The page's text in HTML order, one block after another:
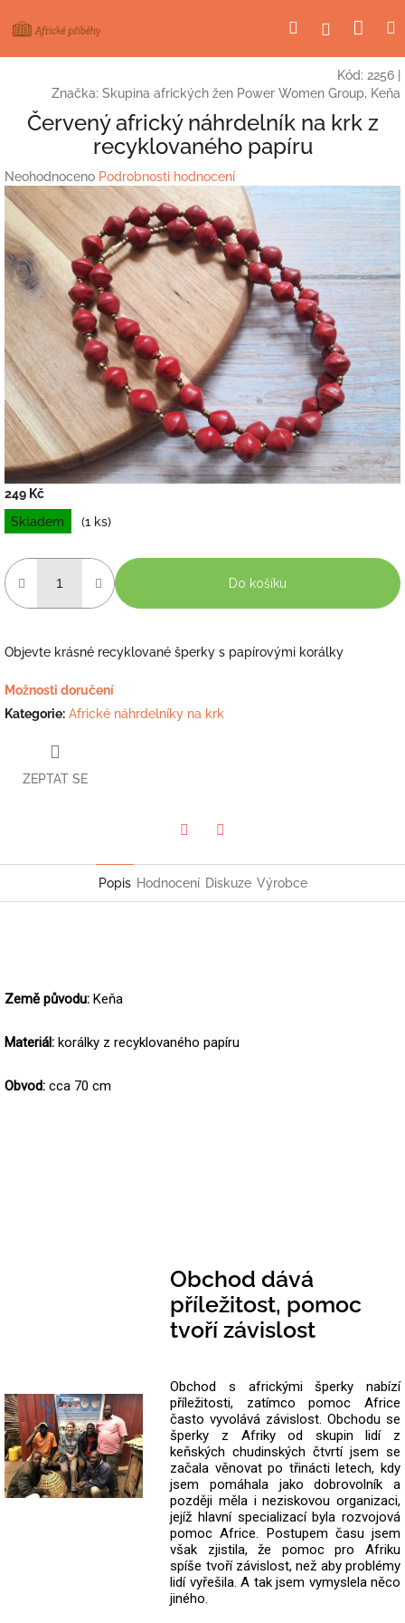
na
HledatPřihlášení
Kód: 2256
Značka: Skupina afrických žen Power Women Group, Keňa
Červený africký náhrdelník na krk z
recyklovaného papíru
Průměrné
hodnocení
produktu
je
0,0
5
hvězdiček.
Neohodnoceno Podrobnosti hodnocení
249 Kč
Měrná
cena:
Skladem (1 ks)
Do košíku
Objevte krásné recyklované šperky s papírovými korálky
Možnosti doručení
Kategorie: Africké náhrdelníky na krk
ZEPTAT SE
Popis Hodnocení Diskuze Výrobce
Země původu: Keňa
Materiál: korálky z recyklovaného papíru
Obvod: cca 70 cm
Obchod dává
příležitost, pomoc
tvoří závislost
Obchod s africkými šperky nabízí
příležitosti, zatímco pomoc Africe
často vyvolává závislost. Obchodu se
šperky z Afriky od skupin lidí z
keňských chudinských čtvrtí jsem se
začala věnovat po třinácti letech, kdy
jsem pomáhala jako dobrovolník a
později měla i neziskovou organizaci,
jejíž hlavní specializací byla rozvojová
pomoc Africe. Postupem času jsem
však zjistila, že pomoc pro Afriku
spíše tvoří závislost, než aby problémy
lidí vyřešila. A tak jsem vymyslela něco
jiného.